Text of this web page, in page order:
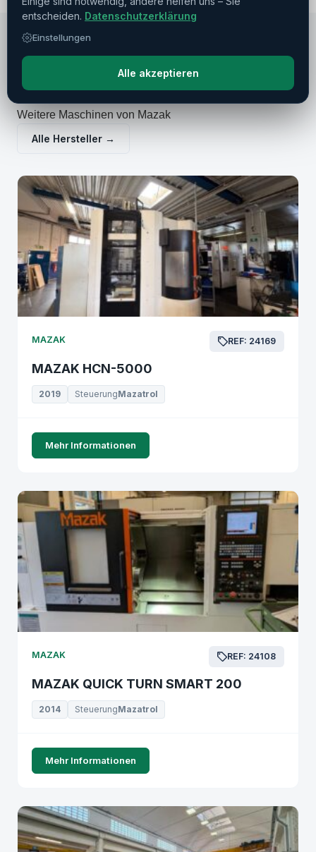
Weitere Maschinen von Mazak
Alle Hersteller →
MAZAK REF: 24169
MAZAK HCN-5000
2019 SteuerungMazatrol
Mehr Informationen
MAZAK REF: 24108
MAZAK QUICK TURN SMART 200
2014 SteuerungMazatrol
Mehr Informationen
entscheiden. Datenschutzerklärung
Einstellungen
Alle akzeptieren